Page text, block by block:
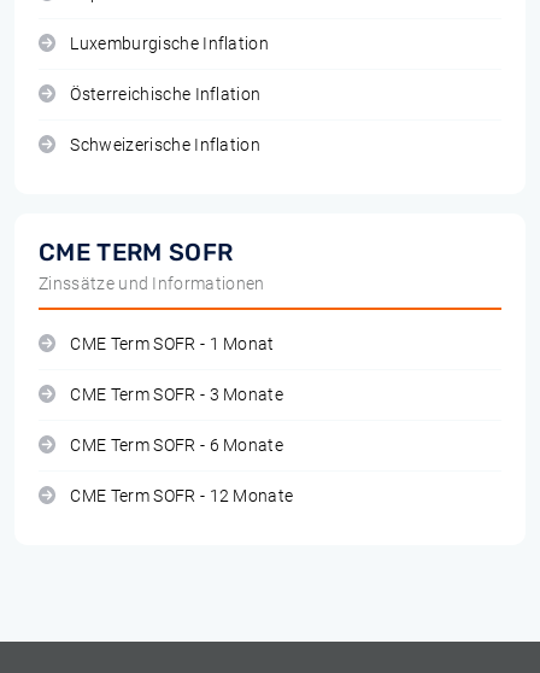
Luxemburgische Inflation
Österreichische Inflation
Schweizerische Inflation
CME TERM SOFR
Zinssätze und Informationen
CME Term SOFR - 1 Monat
CME Term SOFR - 3 Monate
CME Term SOFR - 6 Monate
CME Term SOFR - 12 Monate